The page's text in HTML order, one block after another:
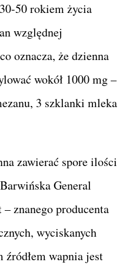
50 rokiem życia
względnej
oznacza, że dzienna
wokół 1000 mg –
3 szklanki mleka
zawierać spore ilości
General
znanego producenta
wyciskanych
źródłem wapnia jest